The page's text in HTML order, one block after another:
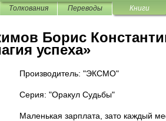
Толкования Переводы Книги
Борис
успеха»
Производитель: "ЭКСМО"
Серия: "Оракул Судьбы"
Маленькая зарплата, зато каждый